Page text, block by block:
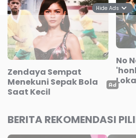
Zendaya Sempat
Menekuni Sepak Bola
Saat Kecil
No
BERITA REKOMENDASI
Hide Ads